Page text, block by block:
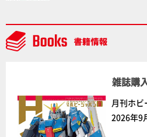
デルコンテスト」～8月
中】
雑誌購
月刊ホ
2026年9